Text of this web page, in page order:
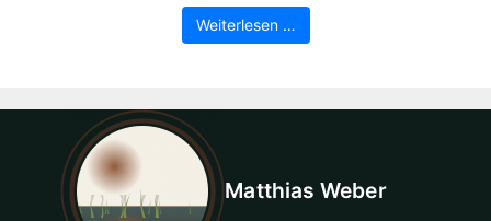
Weiterlesen …
Matthias Weber